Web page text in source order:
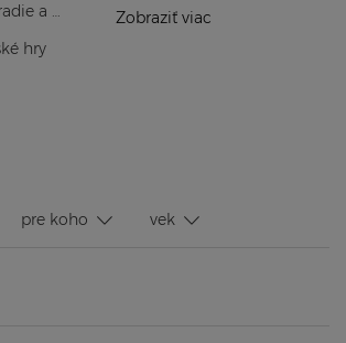
nástroje
hry
Zobraziť viac